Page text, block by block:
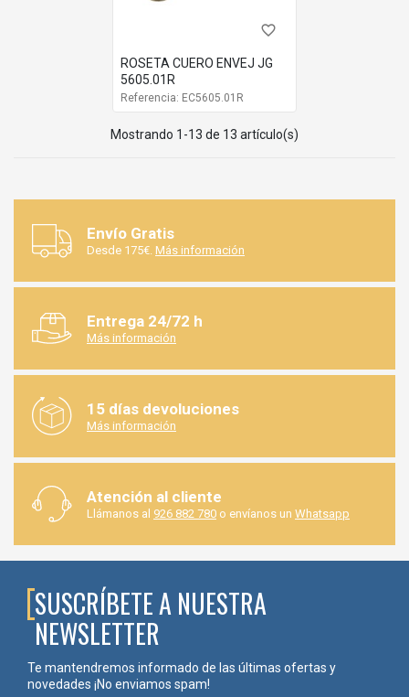
favorite_border
ROSETA CUERO ENVEJ JG
5605.01R
Referencia: EC5605.01R
Mostrando 1-13 de 13 artículo(s)
Envío Gratis
Desde 175€. Más información
Entrega 24/72 h
Más información
15 días devoluciones
Más información
Atención al cliente
Llámanos al 926 882 780 o envíanos un Whatsapp
SUSCRÍBETE A NUESTRA
NEWSLETTER
Te mantendremos informado de las últimas ofertas y
novedades ¡No enviamos spam!